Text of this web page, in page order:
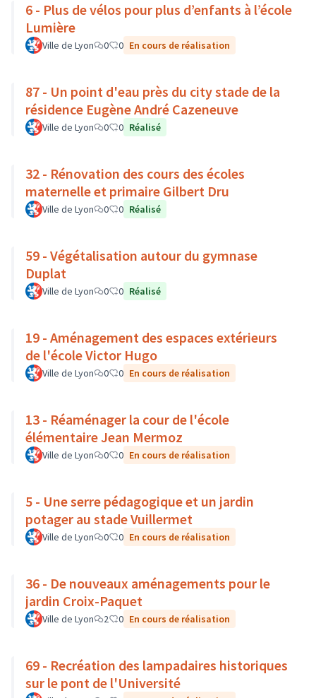
6 - Plus de vélos pour plus d’enfants à l’école
Lumière
Ville de Lyon 0 0 En cours de réalisation
87 - Un point d'eau près du city stade de la
résidence Eugène André Cazeneuve
Ville de Lyon 0 0 Réalisé
32 - Rénovation des cours des écoles
maternelle et primaire Gilbert Dru
Ville de Lyon 0 0 Réalisé
59 - Végétalisation autour du gymnase
Duplat
Ville de Lyon 0 0 Réalisé
19 - Aménagement des espaces extérieurs
de l'école Victor Hugo
Ville de Lyon 0 0 En cours de réalisation
13 - Réaménager la cour de l'école
élémentaire Jean Mermoz
Ville de Lyon 0 0 En cours de réalisation
5 - Une serre pédagogique et un jardin
potager au stade Vuillermet
Ville de Lyon 0 0 En cours de réalisation
36 - De nouveaux aménagements pour le
jardin Croix-Paquet
Ville de Lyon 2 0 En cours de réalisation
69 - Recréation des lampadaires historiques
sur le pont de l'Université